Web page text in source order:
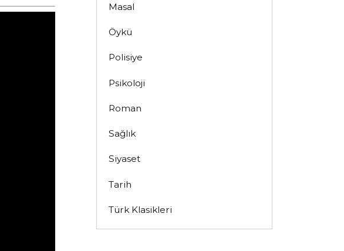
Masal
Öykü
Polisiye
Psikoloji
Roman
Sağlık
Siyaset
Tarih
Türk Klasikleri